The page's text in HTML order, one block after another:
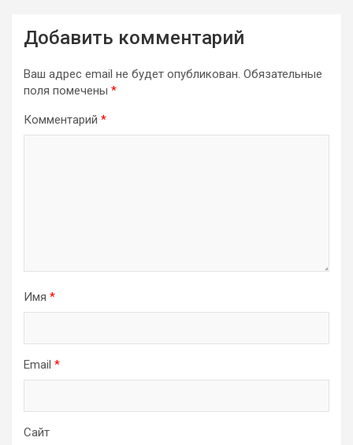
Добавить комментарий
Ваш адрес email не будет опубликован. Обязательные
поля помечены *
Комментарий *
Имя *
Email *
Сайт